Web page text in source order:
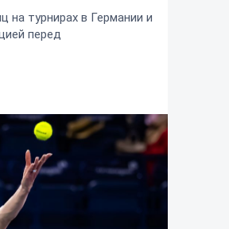
на турнирах в Германии и
перед